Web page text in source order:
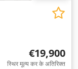
€19,900
स्थिर मूल्य कर के अतिरिक्त